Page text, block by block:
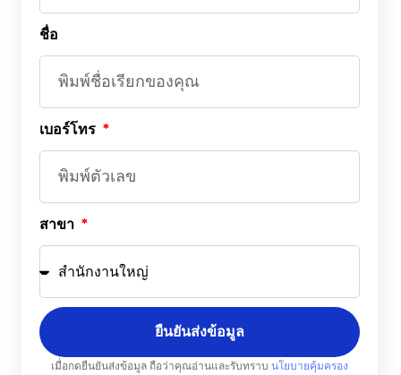
ชื่อ
เบอร์โทร
สาขา
ยืนยันส่งข้อมูล
เมื่อกดยืนยันส่งข้อมูล ถือว่าคุณอ่านและรับทราบ นโยบายคุ้มครอง